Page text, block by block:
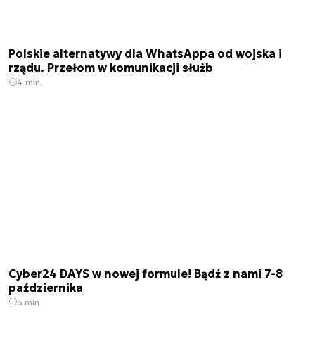
Polskie alternatywy dla WhatsAppa od wojska i
rządu. Przełom w komunikacji służb
4 min.
Cyber24 DAYS w nowej formule! Bądź z nami 7-8
października
3 min.